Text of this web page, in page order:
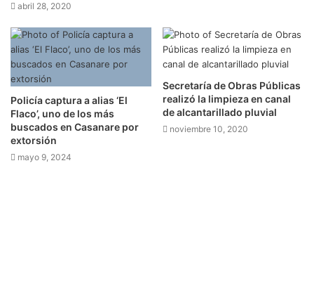
abril 28, 2020
Policía captura a alias ‘El
Flaco’, uno de los más
buscados en Casanare por
extorsión
mayo 9, 2024
Secretaría de Obras Públicas
realizó la limpieza en canal
de alcantarillado pluvial
noviembre 10, 2020